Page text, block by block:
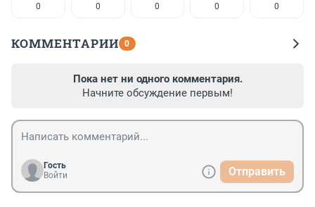
0 0 0 0 0
КОММЕНТАРИИ 0
Пока нет ни одного комментария.
Начните обсуждение первым!
Гость
Войти
Отправить